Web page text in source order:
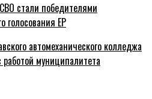
стали победителями
голосования ЕР
автомеханического колледжа
муниципалитета